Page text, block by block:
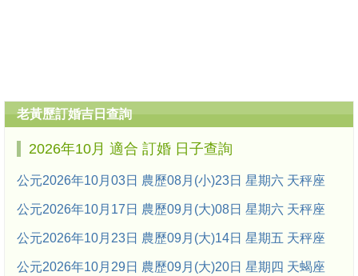
老黃歷訂婚吉日查詢
2026年10月 適合 訂婚 日子查詢
公元2026年10月03日 農歷08月(小)23日 星期六 天秤座
公元2026年10月17日 農歷09月(大)08日 星期六 天秤座
公元2026年10月23日 農歷09月(大)14日 星期五 天秤座
公元2026年10月29日 農歷09月(大)20日 星期四 天蝎座